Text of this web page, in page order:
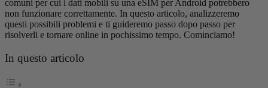
comuni per cui i dati mobili su una eSIM per Android potrebbero
non funzionare correttamente. In questo articolo, analizzeremo
questi possibili problemi e ti guideremo passo dopo passo per
risolverli e tornare online in pochissimo tempo. Cominciamo!
In questo articolo